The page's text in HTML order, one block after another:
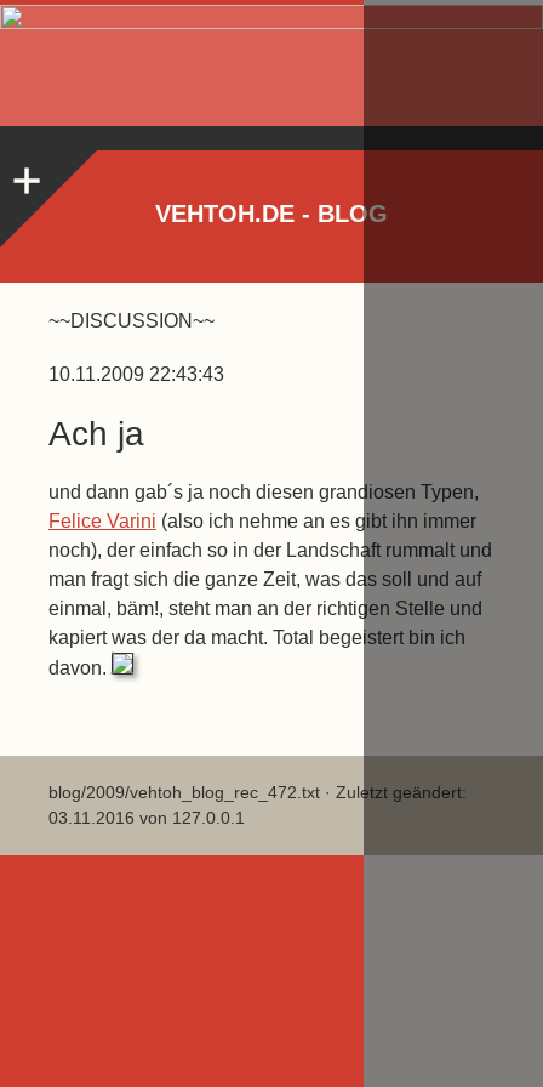
VEHTOH.DE - BLOG
~~DISCUSSION~~
10.11.2009 22:43:43
Ach ja
und dann gab´s ja noch diesen grandiosen Typen,
Felice Varini (also ich nehme an es gibt ihn immer
noch), der einfach so in der Landschaft rummalt und
man fragt sich die ganze Zeit, was das soll und auf
einmal, bäm!, steht man an der richtigen Stelle und
kapiert was der da macht. Total begeistert bin ich
davon.
blog/2009/vehtoh_blog_rec_472.txt · Zuletzt geändert:
03.11.2016 von 127.0.0.1